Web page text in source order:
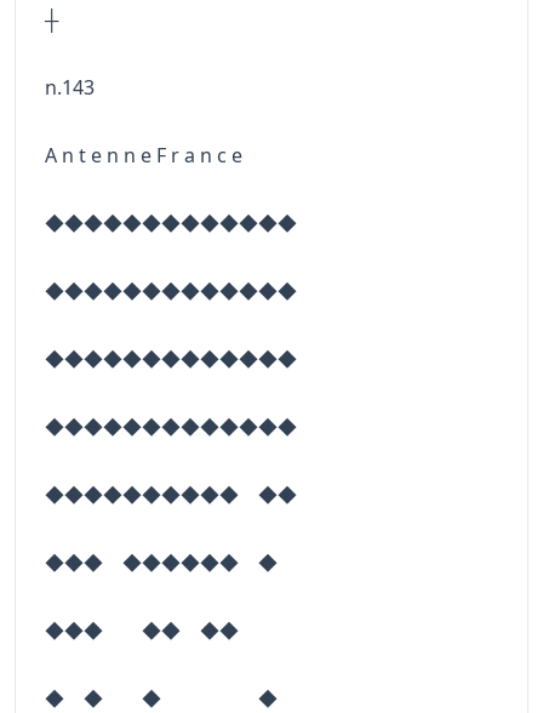
┼
n.143
A n t e n n e F r a n c e
◆◆◆◆◆◆◆◆◆◆◆◆◆
◆◆◆◆◆◆◆◆◆◆◆◆◆
◆◆◆◆◆◆◆◆◆◆◆◆◆
◆◆◆◆◆◆◆◆◆◆◆◆◆
◆◆◆◆◆◆◆◆◆◆ ◆◆
◆◆◆ ◆◆◆◆◆◆ ◆
◆◆◆ ◆◆ ◆◆
◆ ◆ ◆ ◆